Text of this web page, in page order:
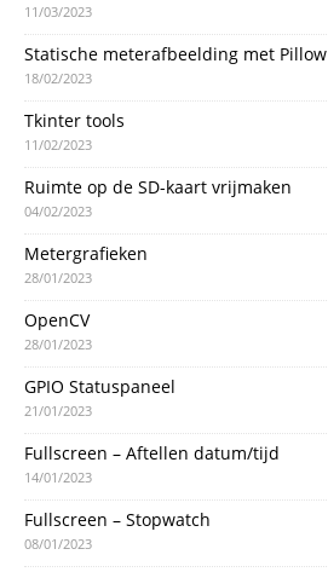
11/03/2023
Statische meterafbeelding met Pillow
18/02/2023
Tkinter tools
11/02/2023
Ruimte op de SD-kaart vrijmaken
04/02/2023
Metergrafieken
28/01/2023
OpenCV
28/01/2023
GPIO Statuspaneel
21/01/2023
Fullscreen – Aftellen datum/tijd
14/01/2023
Fullscreen – Stopwatch
08/01/2023